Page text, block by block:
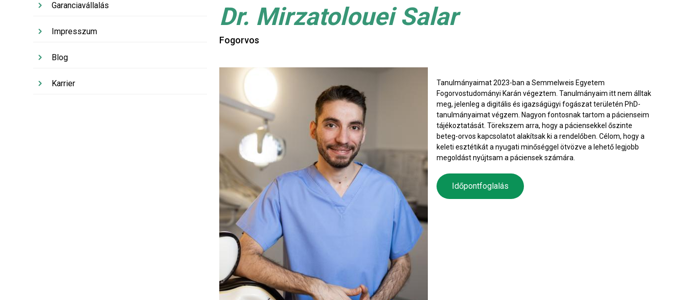
Garanciavállalás
Impresszum
Blog
Karrier
Dr. Mirzatolouei Salar
Fogorvos
Tanulmányaimat 2023-ban a Semmelweis Egyetem
Fogorvostudományi Karán végeztem. Tanulmányaim itt nem álltak
meg, jelenleg a digitális és igazságügyi fogászat területén PhD-
tanulmányaimat végzem. Nagyon fontosnak tartom a pácienseim
tájékoztatását. Törekszem arra, hogy a páciensekkel őszinte
beteg-orvos kapcsolatot alakítsak ki a rendelőben. Célom, hogy a
keleti esztétikát a nyugati minőséggel ötvözve a lehető legjobb
megoldást nyújtsam a páciensek számára.
Időpontfoglalás